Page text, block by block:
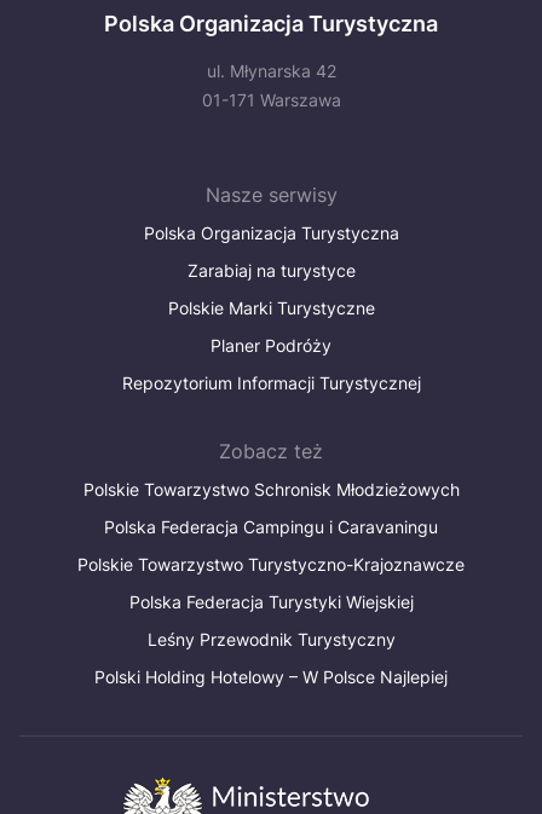
Polska Organizacja Turystyczna
ul. Młynarska 42
01-171 Warszawa
Nasze serwisy
Polska Organizacja Turystyczna
Zarabiaj na turystyce
Polskie Marki Turystyczne
Planer Podróży
Repozytorium Informacji Turystycznej
Zobacz też
Polskie Towarzystwo Schronisk Młodzieżowych
Polska Federacja Campingu i Caravaningu
Polskie Towarzystwo Turystyczno-Krajoznawcze
Polska Federacja Turystyki Wiejskiej
Leśny Przewodnik Turystyczny
Polski Holding Hotelowy – W Polsce Najlepiej